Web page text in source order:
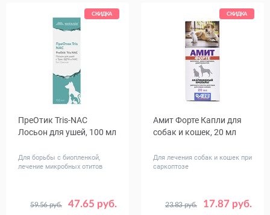
СКИДКА
ПреОтик Tris-NAC
Лосьон для ушей, 100 мл
Для борьбы с биопленкой,
лечение микробных отитов
47.65 руб.
59.56 руб.
СКИДКА
Амит Форте Капли для
собак и кошек, 20 мл
Для лечения собак и кошек при
саркоптозе
17.87 руб.
23.83 руб.